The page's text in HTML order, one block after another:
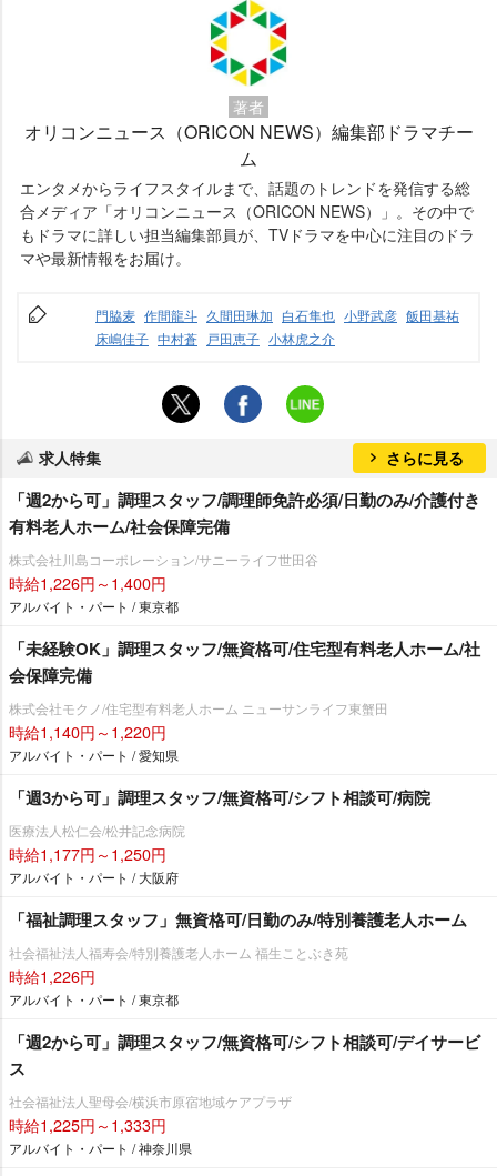
著者
オリコンニュース（ORICON NEWS）編集部ドラマチー
ム
エンタメからライフスタイルまで、話題のトレンドを発信する総
合メディア「オリコンニュース（ORICON NEWS）」。その中で
もドラマに詳しい担当編集部員が、TVドラマを中心に注目のドラ
マや最新情報をお届け。
門脇麦 作間龍斗 久間田琳加 白石隼也 小野武彦 飯田基祐
床嶋佳子 中村蒼 戸田恵子 小林虎之介
求人特集 さらに見る
「週2から可」調理スタッフ/調理師免許必須/日勤のみ/介護付き
有料老人ホーム/社会保障完備
株式会社川島コーポレーション/サニーライフ世田谷
時給1,226円～1,400円
アルバイト・パート / 東京都
「未経験OK」調理スタッフ/無資格可/住宅型有料老人ホーム/社
会保障完備
株式会社モクノ/住宅型有料老人ホーム ニューサンライフ東蟹田
時給1,140円～1,220円
アルバイト・パート / 愛知県
「週3から可」調理スタッフ/無資格可/シフト相談可/病院
医療法人松仁会/松井記念病院
時給1,177円～1,250円
アルバイト・パート / 大阪府
「福祉調理スタッフ」無資格可/日勤のみ/特別養護老人ホーム
社会福祉法人福寿会/特別養護老人ホーム 福生ことぶき苑
時給1,226円
アルバイト・パート / 東京都
「週2から可」調理スタッフ/無資格可/シフト相談可/デイサービ
ス
社会福祉法人聖母会/横浜市原宿地域ケアプラザ
時給1,225円～1,333円
アルバイト・パート / 神奈川県